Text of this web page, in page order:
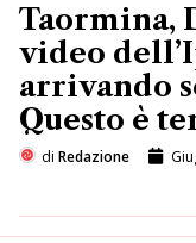
Taormina,
video
arrivando
Questo è
di Redazione